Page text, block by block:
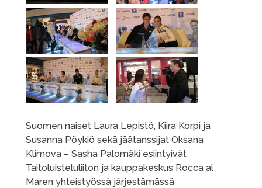
Suomen naiset Laura Lepistö, Kiira Korpi ja
Susanna Pöykiö sekä jäätanssijat Oksana
Klimova – Sasha Palomäki esiintyivät
Taitoluisteluliiton ja kauppakeskus Rocca al
Maren yhteistyössä järjestämässä